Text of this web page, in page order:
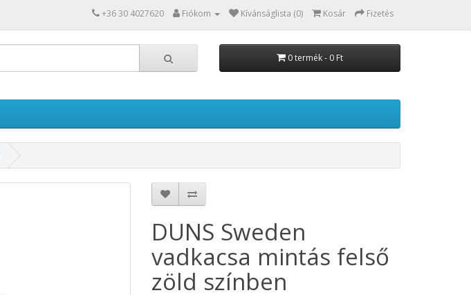
+36 30 4027620 Fiókom Kívánságlista (0) Kosár Fizetés
0 termék - 0 Ft
DUNS Sweden
vadkacsa mintás felső
zöld színben